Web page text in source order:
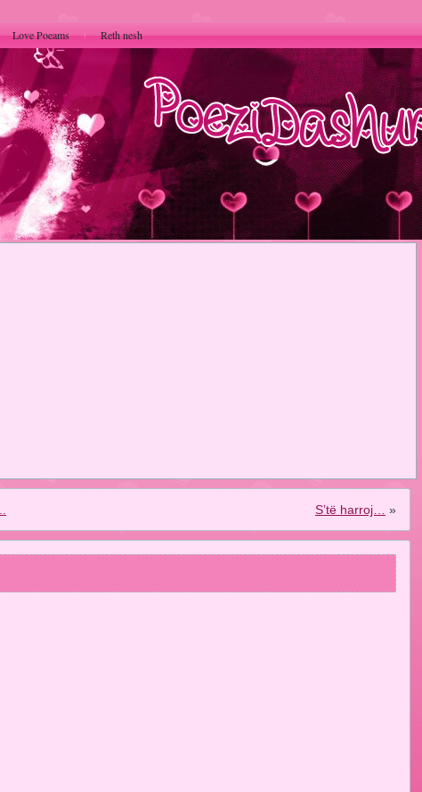
Love Poeams Reth nesh
S’të harroj… »